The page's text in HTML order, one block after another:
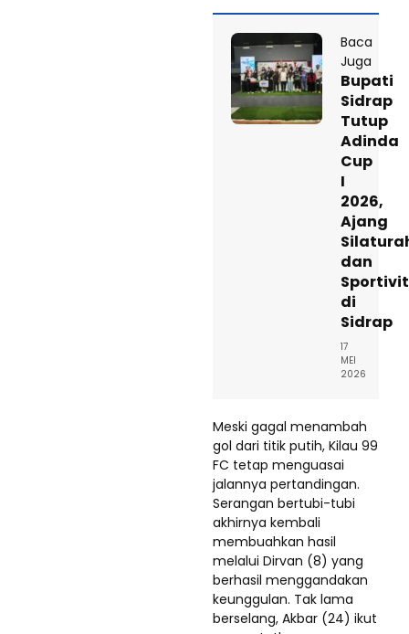
Baca
Juga
Bupati
Sidrap
Tutup
Adinda
Cup
I
2026,
Ajang
dan
di
Sidrap
17
MEI
2026
Meski gagal menambah
gol dari titik putih, Kilau 99
FC tetap menguasai
jalannya pertandingan.
Serangan bertubi-tubi
akhirnya kembali
membuahkan hasil
melalui Dirvan (8) yang
berhasil menggandakan
keunggulan. Tak lama
berselang, Akbar (24) ikut